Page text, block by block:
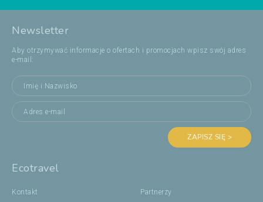
Newsletter
Aby otrzymywać informacje o ofertach i promocjach wpisz swój adres
e-mail:
ZAPISZ SIĘ >
Ecotravel
Kontakt Partnerzy